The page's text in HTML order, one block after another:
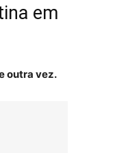
em
outra vez.